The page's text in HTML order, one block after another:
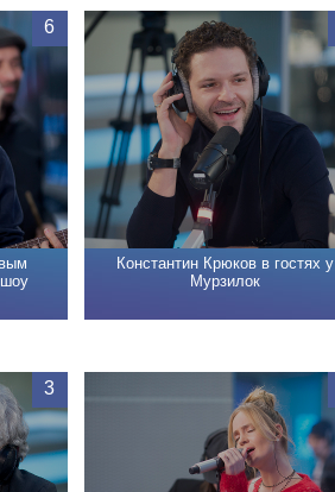
6
Константин Крюков в гостях у
Мурзилок
3